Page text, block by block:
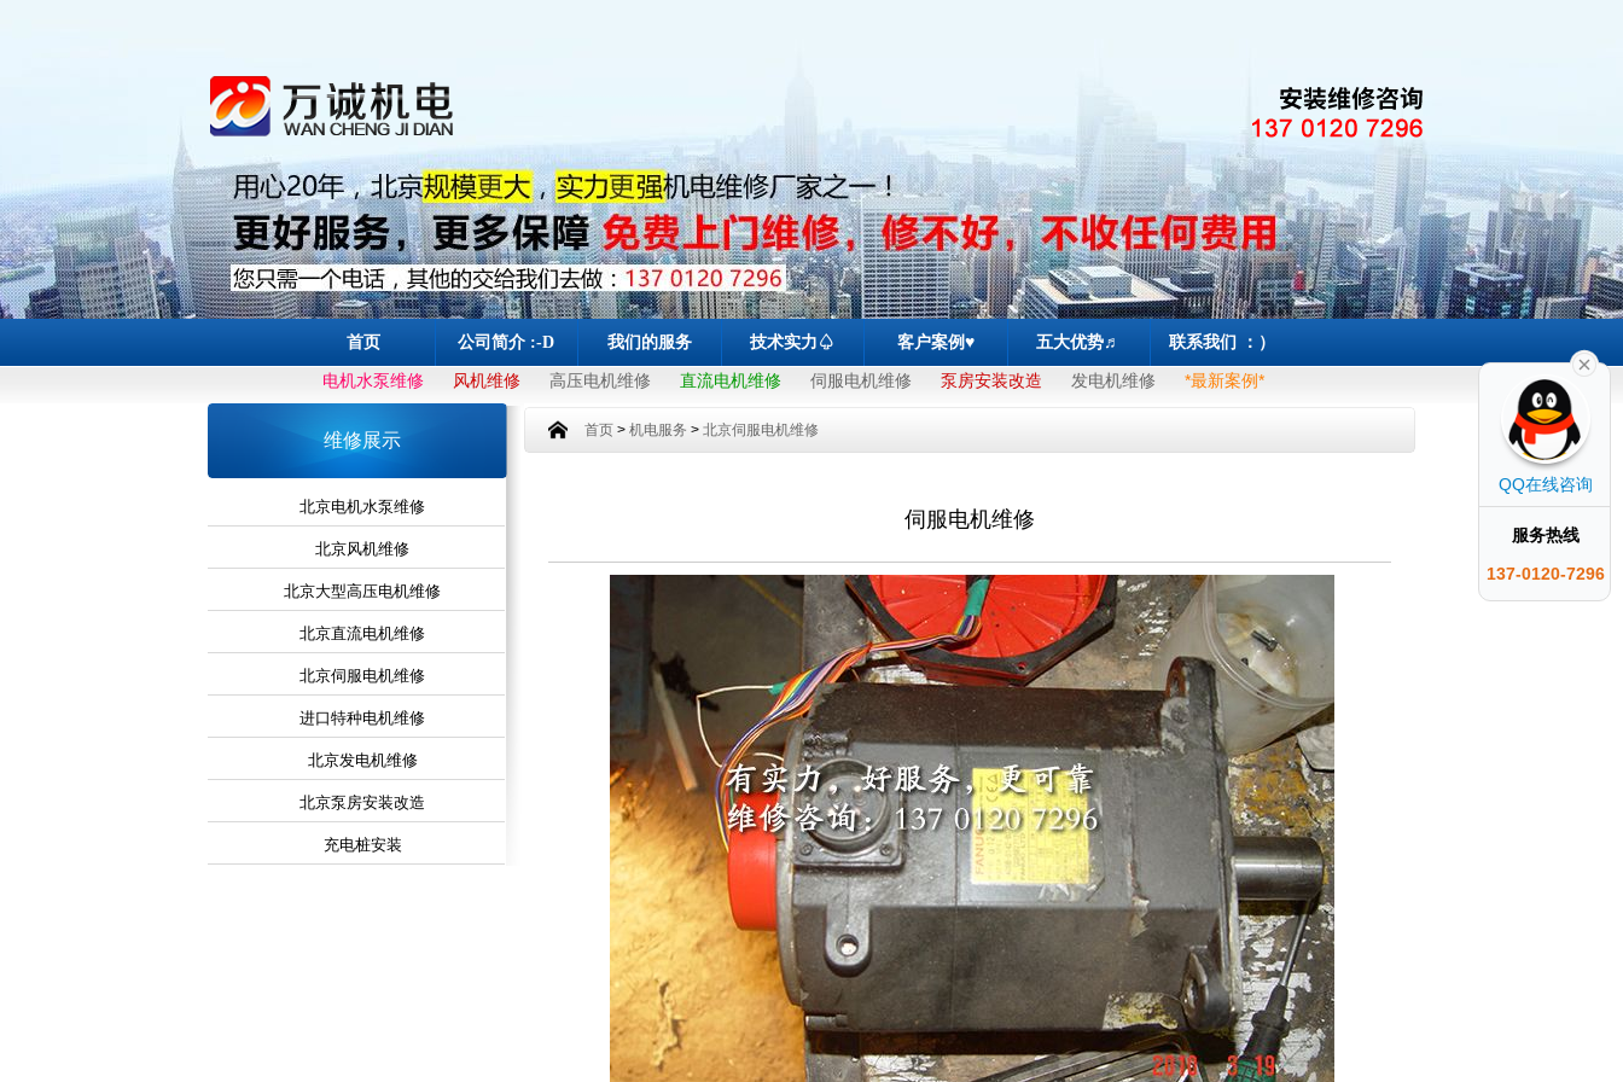
首页 公司简介 :-D 我们的服务 技术实力♤ 客户案例♥ 五大优势♬ 联系我们 ：）
电机水泵维修 风机维修 高压电机维修 直流电机维修 伺服电机维修 泵房安装改造 发电机维修 *最新案例*
维修展示
北京电机水泵维修
北京风机维修
北京大型高压电机维修
北京直流电机维修
北京伺服电机维修
进口特种电机维修
北京发电机维修
北京泵房安装改造
充电桩安装
首页 > 机电服务 > 北京伺服电机维修
伺服电机维修
QQ在线咨询
服务热线
137-0120-7296